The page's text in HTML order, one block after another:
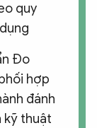
quy
Đo
hợp
đánh
kỹ thuật